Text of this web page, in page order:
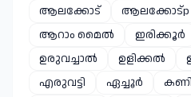
ആലക്കോട്
ആലക്കോട്p
ആറാം മൈൽ
ഇരിക്കൂർ
ഉരുവച്ചാൽ
ഉളിക്കൽ
എരുവട്ടി
ഏച്ചൂർ